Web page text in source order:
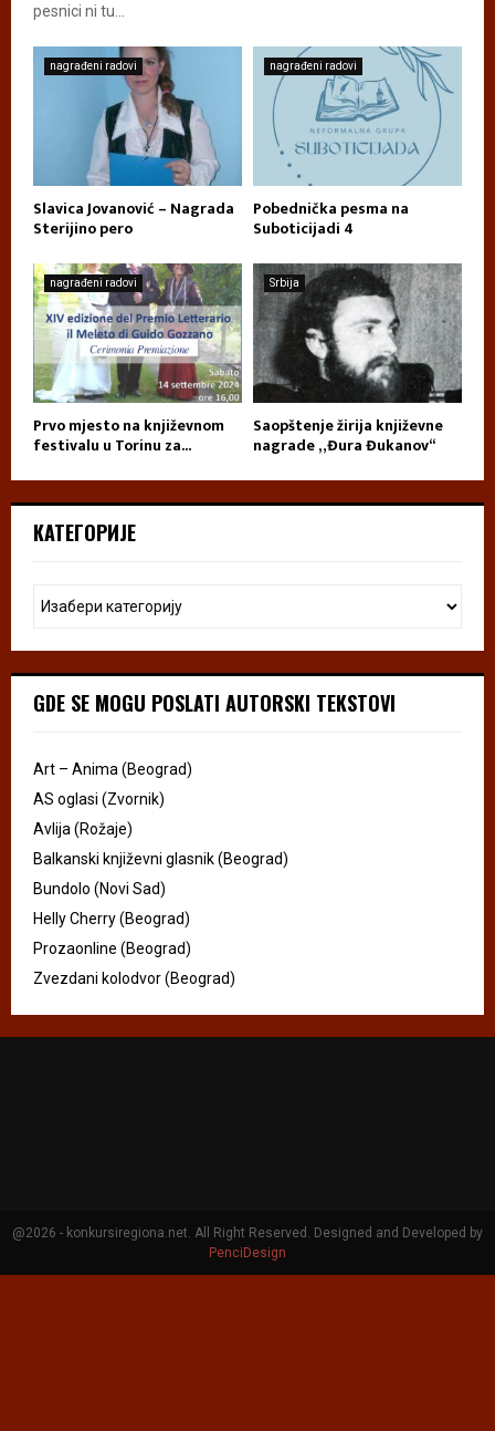
pesnici ni tu...
nagrađeni radovi
Slavica Jovanović – Nagrada
Sterijino pero
nagrađeni radovi
Pobednička pesma na
Suboticijadi 4
nagrađeni radovi
Prvo mjesto na književnom
festivalu u Torinu za...
Srbija
Saopštenje žirija književne
nagrade „Đura Đukanov“
КАТЕГОРИЈЕ
GDE SE MOGU POSLATI AUTORSKI TEKSTOVI
Art – Anima (Beograd)
AS oglasi (Zvornik)
Avlija (Rožaje)
Balkanski književni glasnik (Beograd)
Bundolo (Novi Sad)
Helly Cherry (Beograd)
Prozaonline (Beograd)
Zvezdani kolodvor (Beograd)
@2026 - konkursiregiona.net. All Right Reserved. Designed and Developed by
PenciDesign